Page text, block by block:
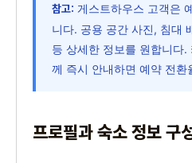
참고: 게스트하우스 고객은
니다. 공용 공간 사진, 침대
등 상세한 정보를 원합니다
께 즉시 안내하면 예약 전환
프로필과 숙소 정보 구